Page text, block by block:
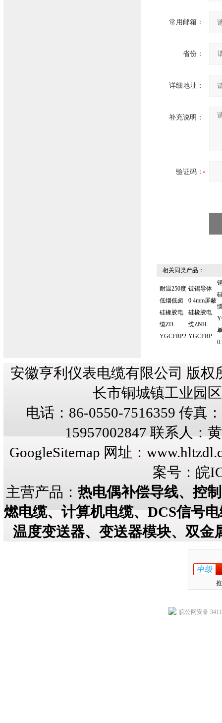
常用邮箱：
省份：
详细地址：
补充说明：
验证码：
相关同类产品：
耐温250度
低烟低卤
硅橡胶电
缆ZD-
YGCFRP2
镀锡导体
0.4mm屏蔽
硅橡胶电
缆ZNH-
YGCFRP
安徽亨利仪表电缆有限公司 版权
长市铜城镇工业园
电话：86-0550-7516359 传真
15957002847 联系人：
GoogleSitemap 网址：
案号： 皖
主营产品： 热电偶补偿导线、控
燃电缆、计算机电缆、DCS信号
温度变送器、变送器模块、双金
皖公网安备